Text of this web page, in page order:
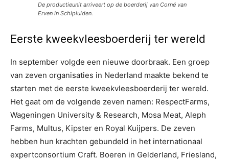
De productieunit arriveert op de boerderij van Corné van
Erven in Schipluiden.
Eerste kweekvleesboerderij ter wereld
In september volgde een nieuwe doorbraak. Een groep
van zeven organisaties in Nederland maakte bekend te
starten met de eerste kweekvleesboerderij ter wereld.
Het gaat om de volgende zeven namen: RespectFarms,
Wageningen University & Research, Mosa Meat, Aleph
Farms, Multus, Kipster en Royal Kuijpers. De zeven
hebben hun krachten gebundeld in het internationaal
expertconsortium Craft. Boeren in Gelderland, Friesland,